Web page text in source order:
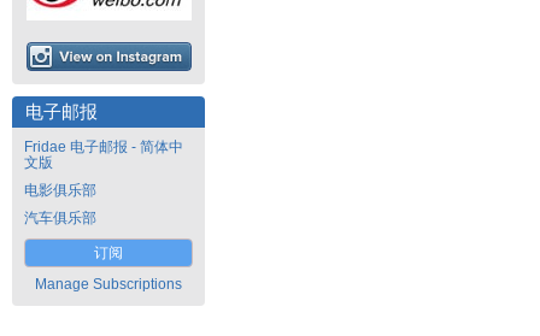
电子邮报
Fridae 电子邮报 - 简体中
文版
电影俱乐部
汽车俱乐部
订阅
Manage Subscriptions